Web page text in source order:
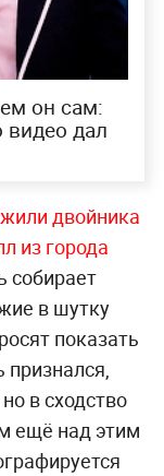
он сам:
видео дал
двойника
из города
собирает
в шутку
показать
в сходство
ещё над этим